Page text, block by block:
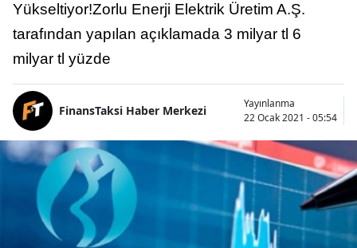
Yükseltiyor!Zorlu Enerji Elektrik Üretim A.Ş.
tarafından yapılan açıklamada 3 milyar tl 6
milyar tl yüzde
FinansTaksi Haber Merkezi
Yayınlanma
22 Ocak 2021 - 05:54